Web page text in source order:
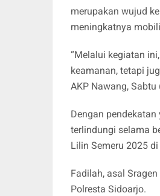
merupakan wujud
meningkatnya
“Melalui kegiatan
keamanan, tetapi
AKP Nawang,
Dengan
terlindungi selama
Lilin Semeru 2025
Fadilah, asal
Polresta Sidoarjo.